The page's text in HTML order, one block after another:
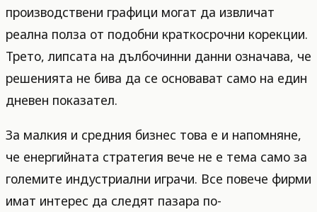
производствени графици могат да извличат
реална полза от подобни краткосрочни корекции.
Трето, липсата на дълбочинни данни означава, че
решенията не бива да се основават само на един
дневен показател.
За малкия и средния бизнес това е и напомняне,
че енергийната стратегия вече не е тема само за
големите индустриални играчи. Все повече фирми
имат интерес да следят пазара по-